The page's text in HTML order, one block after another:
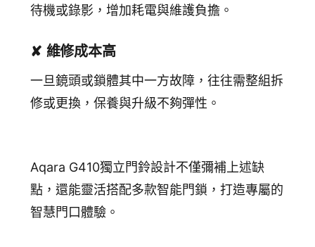
待機或錄影，增加耗電與維護負擔。
✘ 維修成本高
一旦鏡頭或鎖體其中一方故障，往往需整組拆
修或更換，保養與升級不夠彈性。
Aqara G410獨立門鈴設計不僅彌補上述缺
點，還能靈活搭配多款智能門鎖，打造專屬的
智慧門口體驗。